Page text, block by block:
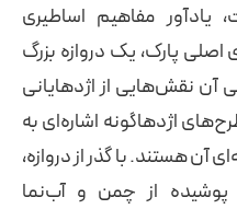
مفاهیم اساطیری
پارک، یک دروازه بزرگ
آن نقش‌هایی از اژدهایانی
اژدهاگونه اشاره‌ای به
آن هستند. با گذر از دروازه،
پوشیده از چمن و آب‌نما